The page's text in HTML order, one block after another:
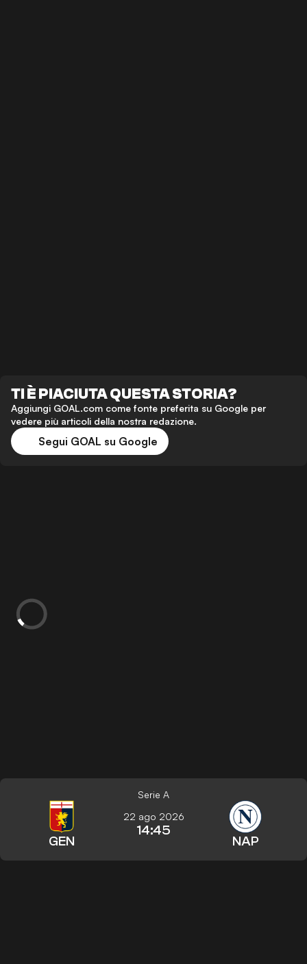
TI È PIACIUTA QUESTA STORIA?
Aggiungi GOAL.com come fonte preferita su Google per
vedere più articoli della nostra redazione.
Segui GOAL su Google
Serie A
GEN
22 ago 2026
14:45
NAP